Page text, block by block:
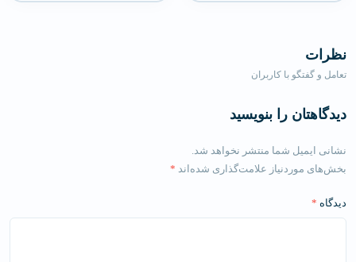
نظرات
تعامل و گفتگو با کاربران
دیدگاهتان را بنویسید
نشانی ایمیل شما منتشر نخواهد شد.
بخش‌های موردنیاز علامت‌گذاری شده‌اند *
دیدگاه *